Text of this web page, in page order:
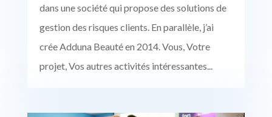
dans une société qui propose des solutions de
gestion des risques clients. En parallèle, j’ai
crée Adduna Beauté en 2014. Vous, Votre
projet, Vos autres activités intéressantes...